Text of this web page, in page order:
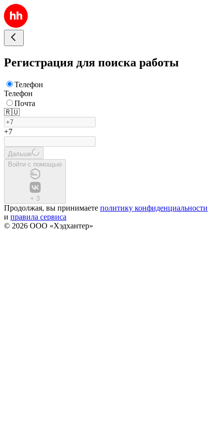
Регистрация для поиска работы
Телефон
Телефон
Почта
🇷🇺
+7
Дальше
Войти с помощью
+ 3
Продолжая, вы принимаете политику конфиденциальности
и правила сервиса
© 2026 ООО «Хэдхантер»